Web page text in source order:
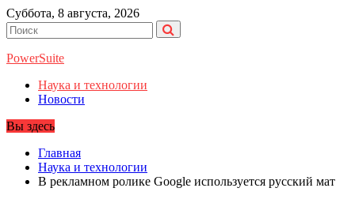
Перейти
к
содержимому
Суббота, 8 августа, 2026
PowerSuite
Наука и технологии
Новости
Вы здесь
Главная
Наука и технологии
В рекламном ролике Google используется русский мат